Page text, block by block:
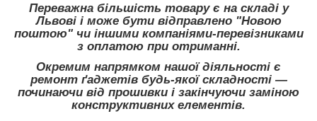
Переважна більшість товару є на складі у
Львові і може бути відправлено "Новою
поштою" чи іншими компаніями-перевізниками
з оплатою при отриманні.
Окремим напрямком нашої діяльності є
ремонт ґаджетів будь-якої складності ―
починаючи від прошивки і закінчуючи заміною
конструктивних елементів.